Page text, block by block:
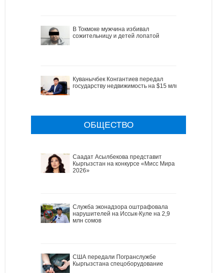
В Токмоке мужчина избивал
сожительницу и детей лопатой
Куванычбек Конгантиев передал
государству недвижимость на $15 млн
ОБЩЕСТВО
Саадат Асылбекова представит
Кыргызстан на конкурсе «Мисс Мира
2026»
Служба эконадзора оштрафовала
нарушителей на Иссык-Куле на 2,9
млн сомов
США передали Погранслужбе
Кыргызстана спецоборудование